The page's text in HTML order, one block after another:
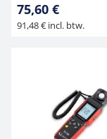
75,60 €
91,48 € incl. btw.
Accessoires